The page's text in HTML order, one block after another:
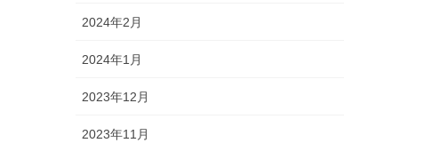
2024年2月
2024年1月
2023年12月
2023年11月